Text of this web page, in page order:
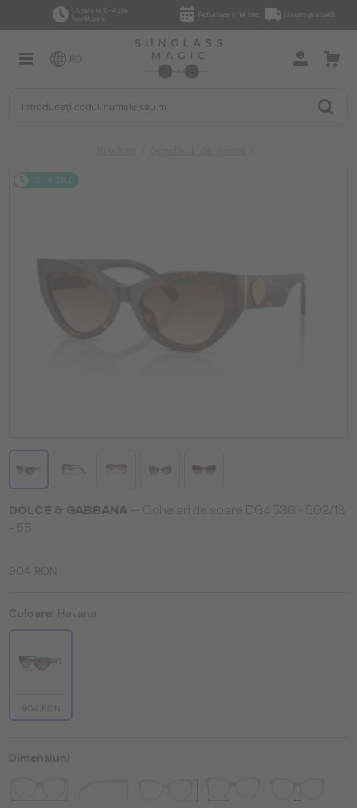
Livrare în 2–4 zile
lucrătoare
Returnare în 14 zile Livrare gratuită
RO
2-4 ZILE
DOLCE & GABBANA — Ochelari de soare DG4536 - 502/13
- 55
904 RON
Culoare: Havana
904 RON
Dimensiuni